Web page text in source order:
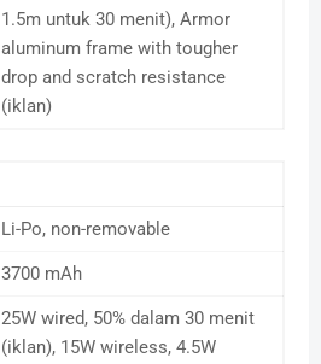
1.5m untuk 30 menit), Armor
aluminum frame with tougher
drop and scratch resistance
(iklan)
Li-Po, non-removable
3700 mAh
25W wired, 50% dalam 30 menit
(iklan), 15W wireless, 4.5W